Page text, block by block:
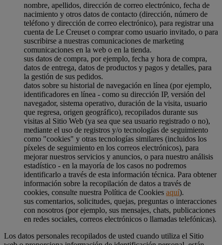
nombre, apellidos, dirección de correo electrónico, fecha de
nacimiento y otros datos de contacto (dirección, número de
teléfono y dirección de correo electrónico), para registrar una
cuenta de Le Creuset o comprar como usuario invitado, o para
suscribirse a nuestras comunicaciones de marketing
comunicaciones en la web o en la tienda.
sus datos de compra, por ejemplo, fecha y hora de compra,
datos de entrega, datos de productos y pagos y detalles, para
la gestión de sus pedidos.
datos sobre su historial de navegación en línea (por ejemplo,
identificadores en línea - como su dirección IP, versión del
navegador, sistema operativo, duración de la visita, usuario
que regresa, origen geográfico), recopilados durante sus
visitas al Sitio Web (ya sea que sea usuario registrado o no),
mediante el uso de registros y/o tecnologías de seguimiento
como "cookies" y otras tecnologías similares (incluidos los
píxeles de seguimiento en los correos electrónicos), para
mejorar nuestros servicios y anuncios, o para nuestro análisis
estadístico - en la mayoría de los casos no podremos
identificarlo a través de esta información técnica. Para obtener
información sobre la recopilación de datos a través de
cookies, consulte nuestra Política de Cookies aquí).
sus comentarios, solicitudes, quejas, preguntas o interacciones
con nosotros (por ejemplo, sus mensajes, chats, publicaciones
en redes sociales, correos electrónicos o llamadas telefónicas).
Los datos personales recopilados de usted cuando utiliza el Sitio